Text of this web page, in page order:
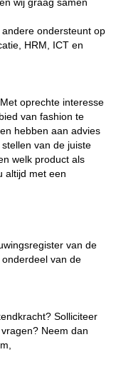
ondersteunt op
HRM, ICT en
oprechte interesse
van fashion te
hebben aan advies
van de juiste
welk product als
altijd met een
van de
van de
Solliciteer
Neem dan